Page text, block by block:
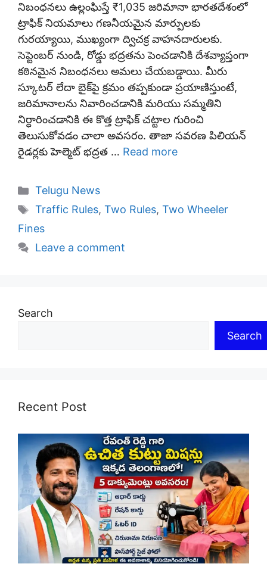
నిబంధనలు ఉల్లంఘిస్తే ₹1,035 జరిమానా భారతదేశంలో
ట్రాఫిక్ నియమాలు గణనీయమైన మార్పులకు
గురయ్యాయి, ముఖ్యంగా ద్విచక్ర వాహనదారులకు.
సెప్టెంబర్ నుండి, రోడ్డు భద్రతను పెంచడానికి దేశవ్యాప్తంగా
కఠినమైన నిబంధనలు అమలు చేయబడ్డాయి. మీరు
స్కూటర్ లేదా బైక్‌పై క్రమం తప్పకుండా ప్రయాణిస్తుంటే,
జరిమానాలను నివారించడానికి మరియు సమ్మతిని
నిర్ధారించడానికి ఈ కొత్త ట్రాఫిక్ చట్టాల గురించి
తెలుసుకోవడం చాలా అవసరం. తాజా సవరణ పిలియన్
రైడర్లకు హెల్మెట్ భద్రత … Read more
Categories
Telugu News
Tags
Traffic Rules, Two Rules, Two Wheeler
Fines
Leave a comment
Search
Search
Recent Post